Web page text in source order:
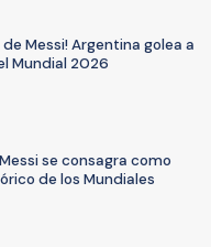
Messi! Argentina golea a
Mundial 2026
se consagra como
de los Mundiales